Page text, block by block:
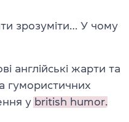
зрозуміти… У чому
англійські жарти та
гумористичних
у british humor.